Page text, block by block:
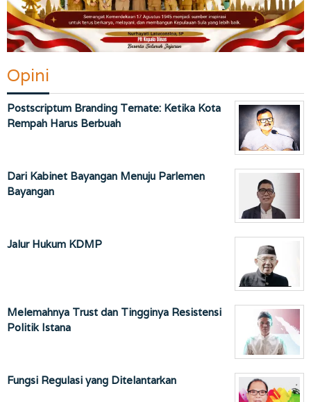
Opini
Postscriptum Branding Ternate: Ketika Kota
Rempah Harus Berbuah
Dari Kabinet Bayangan Menuju Parlemen
Bayangan
Jalur Hukum KDMP
Melemahnya Trust dan Tingginya Resistensi
Politik Istana
Fungsi Regulasi yang Ditelantarkan